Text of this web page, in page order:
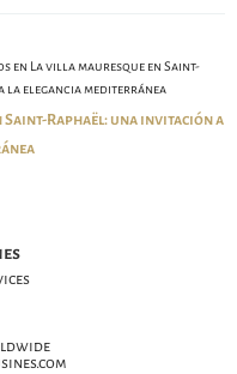
en La villa mauresque en Saint-
la elegancia mediterránea
Saint-Raphaël: una invitación a